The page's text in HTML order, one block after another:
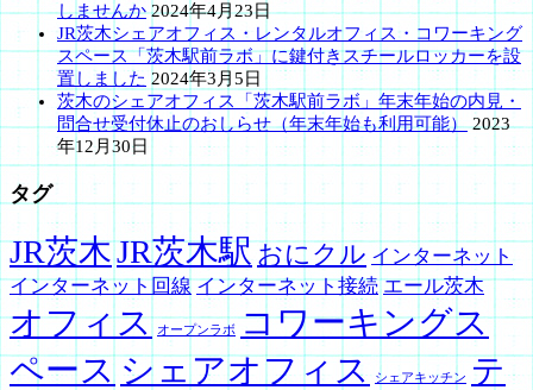
しませんか 2024年4月23日
JR茨木シェアオフィス・レンタルオフィス・コワーキング
スペース「茨木駅前ラボ」に鍵付きスチールロッカーを設
置しました 2024年3月5日
茨木のシェアオフィス「茨木駅前ラボ」年末年始の内見・
問合せ受付休止のおしらせ（年末年始も利用可能） 2023
年12月30日
タグ
JR茨木JR茨木駅 おにクル インターネット
インターネット回線 インターネット接続 エール茨木
オフィス オープンラボ コワーキングス
ペースシェアオフィス シェアキッチン
テ